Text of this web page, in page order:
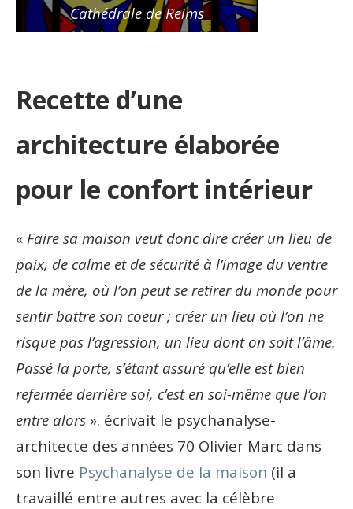
Cathédrale de Reims
Recette d’une
architecture élaborée
pour le confort intérieur
« Faire sa maison veut donc dire créer un lieu de
paix, de calme et de sécurité à l’image du ventre
de la mère, où l’on peut se retirer du monde pour
sentir battre son coeur ; créer un lieu où l’on ne
risque pas l’agression, un lieu dont on soit l’âme.
Passé la porte, s’étant assuré qu’elle est bien
refermée derrière soi, c’est en soi-même que l’on
entre alors ». écrivait le psychanalyse-
architecte des années 70 Olivier Marc dans
son livre Psychanalyse de la maison (il a
travaillé entre autres avec la célèbre